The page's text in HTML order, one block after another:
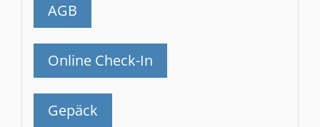
AGB
Online Check-In
Gepäck